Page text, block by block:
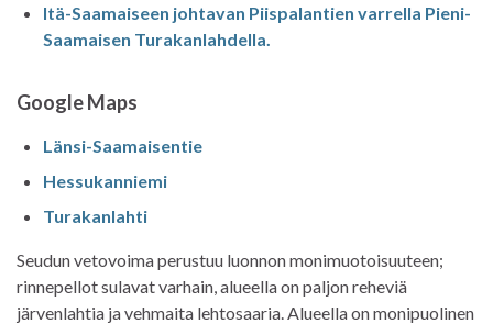
Itä-Saamaiseen johtavan Piispalantien varrella Pieni-
Saamaisen Turakanlahdella.
Google Maps
Länsi-Saamaisentie
Hessukanniemi
Turakanlahti
Seudun vetovoima perustuu luonnon monimuotoisuuteen;
rinnepellot sulavat varhain, alueella on paljon reheviä
järvenlahtia ja vehmaita lehtosaaria. Alueella on monipuolinen